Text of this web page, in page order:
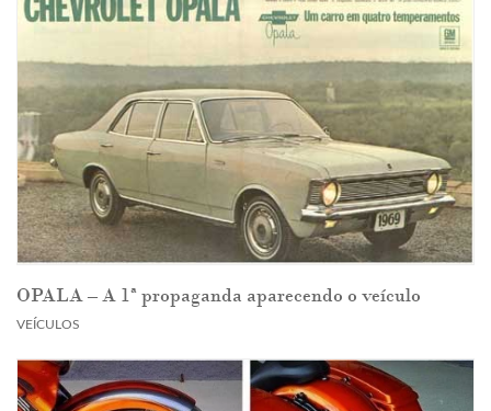
OPALA – A 1ª propaganda aparecendo o veículo
VEÍCULOS